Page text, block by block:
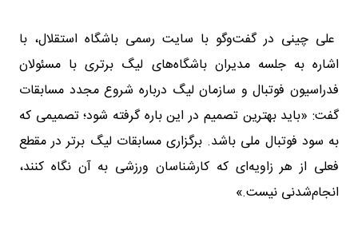
علی چینی در گفت‌وگو با سایت رسمی باشگاه استقلال، با
اشاره به جلسه مدیران باشگاه‌های لیگ برتری با مسئولان
فدراسیون فوتبال و سازمان لیگ درباره شروع مجدد مسابقات
گفت: «باید بهترین تصمیم در این باره گرفته شود؛ تصمیمی که
به سود فوتبال ملی باشد. برگزاری مسابقات لیگ برتر در مقطع
فعلی از هر زاویه‌ای که کارشناسان ورزشی به آن نگاه کنند،
انجام‌شدنی نیست.»